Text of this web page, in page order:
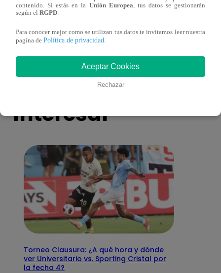
ver capítulo 211 completo (online y
ver
También te puede
interesar
Torneo Clausura: ¿A qué hora y dónde
ver Universitario vs. Sporting Cristal por
la fecha 4?
contenido. Si estás en la Unión Europea, tus datos se gestionarán
según el RGPD.
Para conocer mejor como se utilizan tus datos te invitamos leer nuestra
pagina de Política de privacidad.
Aceptar Cookies
Rechazar